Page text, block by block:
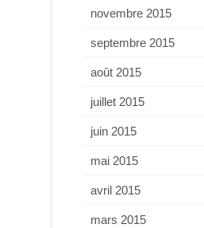
novembre 2015
septembre 2015
août 2015
juillet 2015
juin 2015
mai 2015
avril 2015
mars 2015